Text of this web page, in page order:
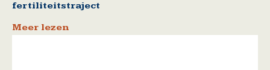
fertiliteitstraject
Meer lezen